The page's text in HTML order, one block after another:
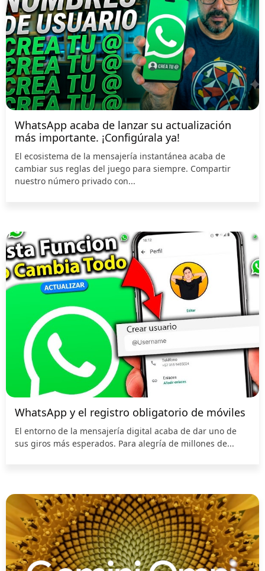
WhatsApp acaba de lanzar su actualización
más importante. ¡Configúrala ya!
El ecosistema de la mensajería instantánea acaba de
cambiar sus reglas del juego para siempre. Compartir
nuestro número privado con...
WhatsApp y el registro obligatorio de móviles
El entorno de la mensajería digital acaba de dar uno de
sus giros más esperados. Para alegría de millones de...